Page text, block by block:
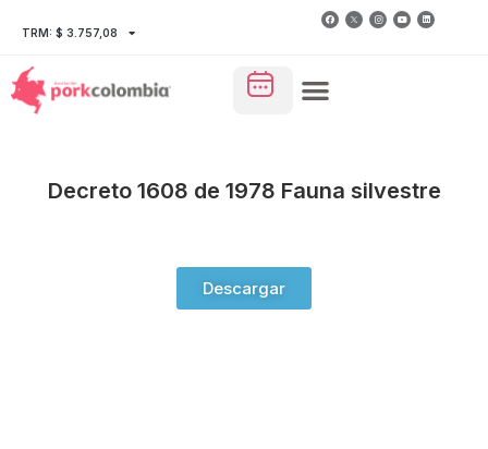
TRM: $ 3.757,08
Decreto 1608 de 1978 Fauna silvestre
Descargar